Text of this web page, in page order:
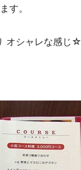
す。
オシャレな感じ☆